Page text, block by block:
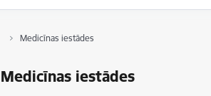
Medicīnas iestādes
Medicīnas iestādes